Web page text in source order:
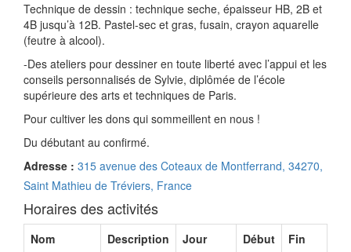
Technique de dessin : technique seche, épaisseur HB, 2B et
4B jusqu’à 12B. Pastel-sec et gras, fusain, crayon aquarelle
(feutre à alcool).
-Des ateliers pour dessiner en toute liberté avec l’appui et les
conseils personnalisés de Sylvie, diplômée de l’école
supérieure des arts et techniques de Paris.
Pour cultiver les dons qui sommeillent en nous !
Du débutant au confirmé.
Adresse : 315 avenue des Coteaux de Montferrand, 34270,
Saint Mathieu de Tréviers, France
Horaires des activités
Nom Description Jour Début
Fin